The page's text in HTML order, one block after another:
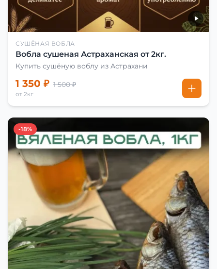
СУШЁНАЯ ВОБЛА
Вобла сушеная Астраханская от 2кг.
Купить сушёную воблу из Астрахани
1 350 ₽ 1 500 ₽
от 2кг
-18%